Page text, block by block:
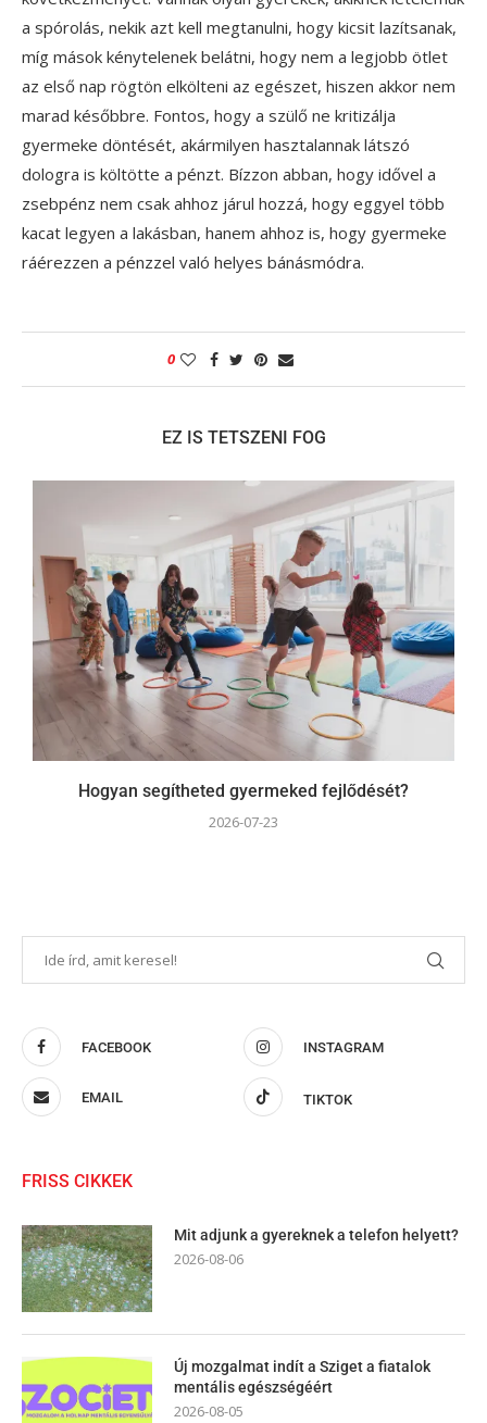
a spórolás, nekik azt kell megtanulni, hogy kicsit lazítsanak,
míg mások kénytelenek belátni, hogy nem a legjobb ötlet
az első nap rögtön elkölteni az egészet, hiszen akkor nem
marad későbbre. Fontos, hogy a szülő ne kritizálja
gyermeke döntését, akármilyen hasztalannak látszó
dologra is költötte a pénzt. Bízzon abban, hogy idővel a
zsebpénz nem csak ahhoz járul hozzá, hogy eggyel több
kacat legyen a lakásban, hanem ahhoz is, hogy gyermeke
ráérezzen a pénzzel való helyes bánásmódra.
0
EZ IS TETSZENI FOG
Hogyan segítheted gyermeked fejlődését?
2026-07-23
FACEBOOK INSTAGRAM
EMAIL TIKTOK
FRISS CIKKEK
Mit adjunk a gyereknek a telefon helyett?
2026-08-06
Új mozgalmat indít a Sziget a fiatalok
mentális egészségéért
2026-08-05